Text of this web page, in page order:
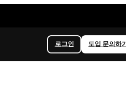
로그인 도입 문의하기